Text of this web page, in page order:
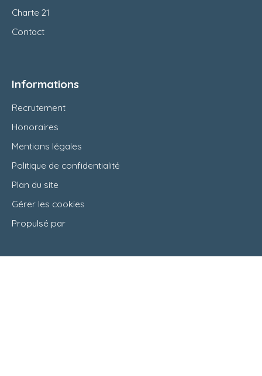
Charte 21
Contact
Informations
Recrutement
Honoraires
Mentions légales
Politique de confidentialité
Plan du site
Gérer les cookies
Propulsé par